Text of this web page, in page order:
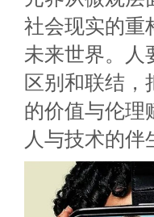
社会现实的重
未来世界。人
区别和联结
的价值与伦理
人与技术的伴